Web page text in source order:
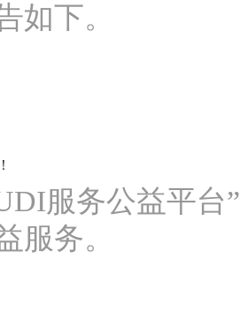
如下。
服务公益平
服务。